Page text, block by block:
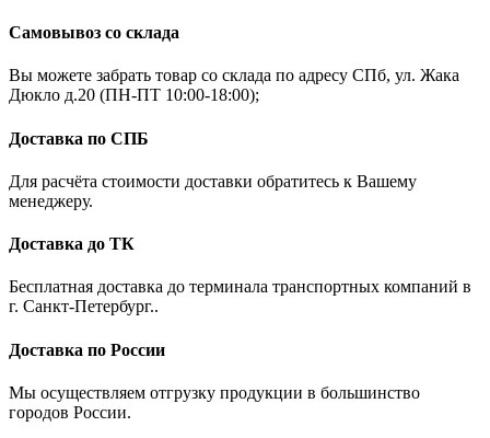
Самовывоз со склада
Вы можете забрать товар со склада по адресу СПб, ул. Жака
Дюкло д.20 (ПН-ПТ 10:00-18:00);
Доставка по СПБ
Для расчёта стоимости доставки обратитесь к Вашему
менеджеру.
Доставка до ТК
Бесплатная доставка до терминала транспортных компаний в
г. Санкт-Петербург..
Доставка по России
Мы осуществляем отгрузку продукции в большинство
городов России.